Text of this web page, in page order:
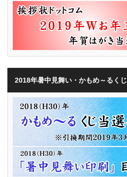
2018年暑中見舞い・かもめ～るくじ